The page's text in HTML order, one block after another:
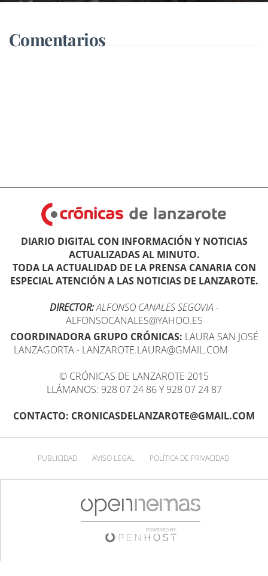
Comentarios
DIARIO DIGITAL CON INFORMACIÓN Y NOTICIAS
ACTUALIZADAS AL MINUTO.
TODA LA ACTUALIDAD DE LA PRENSA CANARIA CON
ESPECIAL ATENCIÓN A LAS NOTICIAS DE LANZAROTE.
DIRECTOR:ALFONSO CANALES SEGOVIA -
ALFONSOCANALES@YAHOO.ES
COORDINADORA GRUPO CRÓNICAS: LAURA SAN JOSÉ
LANZAGORTA - LANZAROTE.LAURA@GMAIL.COM
© CRÓNICAS DE LANZAROTE 2015
LLÁMANOS: 928 07 24 86 Y 928 07 24 87
CONTACTO: CRONICASDELANZAROTE@GMAIL.COM
PUBLICIDAD AVISO LEGAL POLÍTICA DE PRIVACIDAD